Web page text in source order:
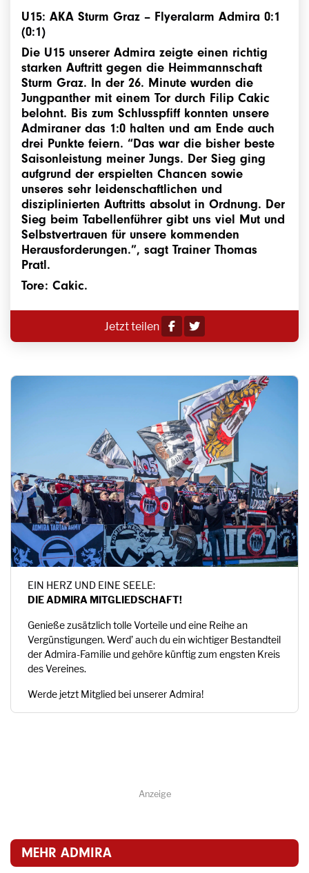
MEHR ADMIRA
U15: AKA Sturm Graz – Flyeralarm Admira 0:1
(0:1)
Die U15 unserer Admira zeigte einen richtig
starken Auftritt gegen die Heimmannschaft
Sturm Graz. In der 26. Minute wurden die
Jungpanther mit einem Tor durch Filip Cakic
belohnt. Bis zum Schlusspfiff konnten unsere
Admiraner das 1:0 halten und am Ende auch
drei Punkte feiern. “Das war die bisher beste
Saisonleistung meiner Jungs. Der Sieg ging
aufgrund der erspielten Chancen sowie
unseres sehr leidenschaftlichen und
disziplinierten Auftritts absolut in Ordnung. Der
Sieg beim Tabellenführer gibt uns viel Mut und
Selbstvertrauen für unsere kommenden
Herausforderungen.”, sagt Trainer Thomas
Pratl.
Tore: Cakic.
Jetzt teilen
EIN HERZ UND EINE SEELE:
DIE ADMIRA MITGLIEDSCHAFT!
Genieße zusätzlich tolle Vorteile und eine Reihe an
Vergünstigungen. Werd’ auch du ein wichtiger Bestandteil
der Admira-Familie und gehöre künftig zum engsten Kreis
des Vereines.
Werde jetzt Mitglied bei unserer Admira!
Anzeige